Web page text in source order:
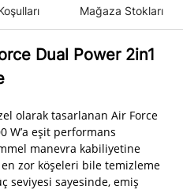
Mağaza Stokları
Dual Power 2in1
olarak tasarlanan Air Force
W’a eşit performans
manevra kabiliyetine
en zor köşeleri bile temizleme
seviyesi sayesinde, emiş